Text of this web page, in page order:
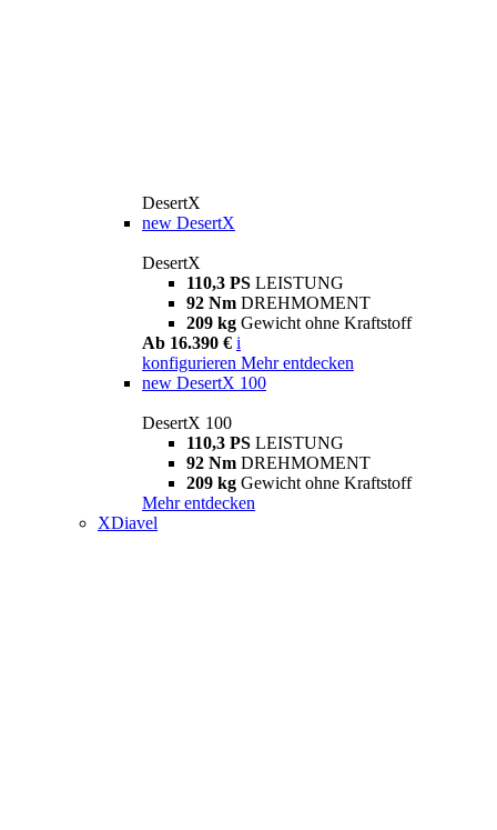
DesertX
new DesertX
DesertX
110,3 PS LEISTUNG
92 Nm DREHMOMENT
209 kg Gewicht ohne Kraftstoff
Ab 16.390 € i
konfigurieren Mehr entdecken
new DesertX 100
DesertX 100
110,3 PS LEISTUNG
92 Nm DREHMOMENT
209 kg Gewicht ohne Kraftstoff
Mehr entdecken
XDiavel